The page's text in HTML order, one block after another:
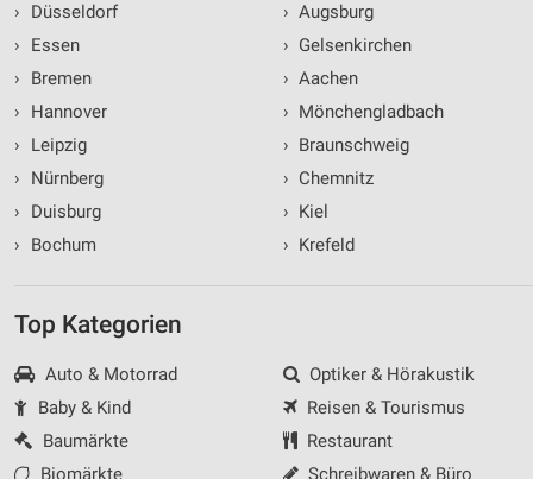
›
Düsseldorf
›
Essen
›
Bremen
›
Hannover
›
Leipzig
›
Nürnberg
›
Duisburg
›
Bochum
› Augsburg
› Gelsenkirchen
› Aachen
› Mönchengladbach
› Braunschweig
› Chemnitz
› Kiel
› Krefeld
Top Kategorien
Auto & Motorrad
Baby & Kind
Baumärkte
Optiker & Hörakustik
Reisen & Tourismus
Restaurant